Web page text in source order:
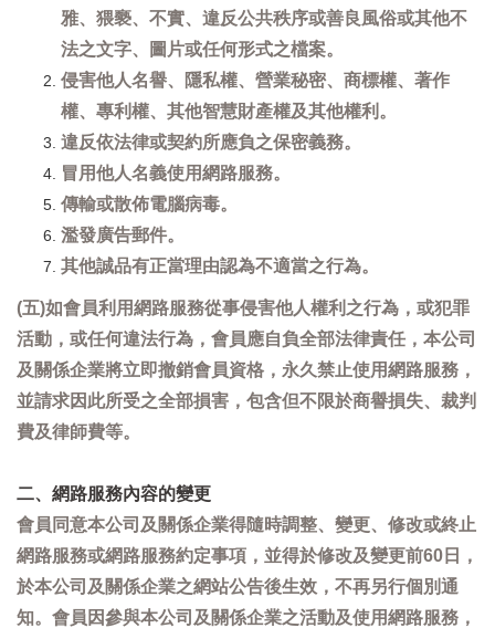
雅、猥褻、不實、違反公共秩序或善良風俗或其他不
法之文字、圖片或任何形式之檔案。
侵害他人名譽、隱私權、營業秘密、商標權、著作
權、專利權、其他智慧財產權及其他權利。
違反依法律或契約所應負之保密義務。
冒用他人名義使用網路服務。
傳輸或散佈電腦病毒。
濫發廣告郵件。
其他誠品有正當理由認為不適當之行為。
(五)如會員利用網路服務從事侵害他人權利之行為，或犯罪
活動，或任何違法行為，會員應自負全部法律責任，本公司
及關係企業將立即撤銷會員資格，永久禁止使用網路服務，
並請求因此所受之全部損害，包含但不限於商譽損失、裁判
費及律師費等。
二、網路服務內容的變更
會員同意本公司及關係企業得隨時調整、變更、修改或終止
網路服務或網路服務約定事項，並得於修改及變更前60日，
於本公司及關係企業之網站公告後生效，不再另行個別通
知。會員因參與本公司及關係企業之活動及使用網路服務，